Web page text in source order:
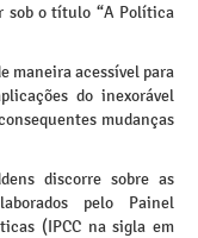
sob o título “A Política
maneira acessível para
do inexorável
mudanças
discorre sobre as
pelo Painel
(IPCC na sigla em